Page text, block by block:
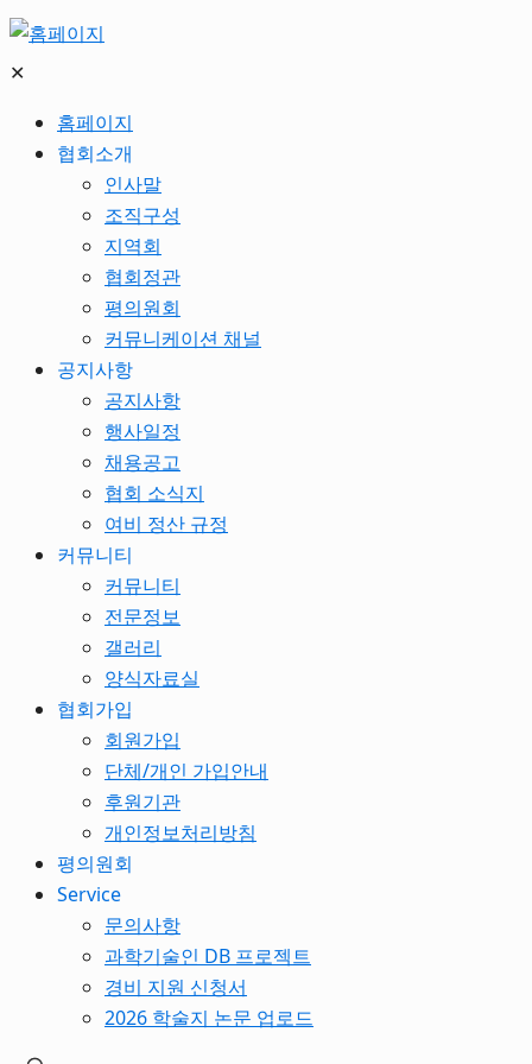
✕
홈페이지
협회소개
인사말
조직구성
지역회
협회정관
평의원회
커뮤니케이션 채널
공지사항
공지사항
행사일정
채용공고
협회 소식지
여비 정산 규정
커뮤니티
커뮤니티
전문정보
갤러리
양식자료실
협회가입
회원가입
단체/개인 가입안내
후원기관
개인정보처리방침
평의원회
Service
문의사항
과학기술인 DB 프로젝트
경비 지원 신청서
2026 학술지 논문 업로드